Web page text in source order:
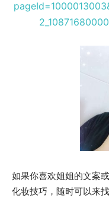
如果你喜欢姐姐的文案
化妆技巧，随时可以来